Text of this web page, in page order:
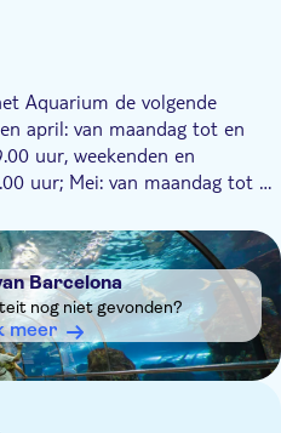
Aquarium de volgende
april: van maandag tot en
uur, weekenden en
uur; Mei: van maandag tot en
Barcelona
nog niet gevonden?
meer